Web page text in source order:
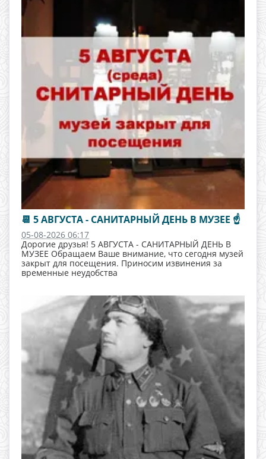
📆 5 АВГУСТА - САНИТАРНЫЙ ДЕНЬ В МУЗЕЕ ☝
05-08-2026 06:17
Дорогие друзья! 5 АВГУСТА - САНИТАРНЫЙ ДЕНЬ В
МУЗЕЕ Обращаем Ваше внимание, что сегодня музей
закрыт для посещения. Приносим извинения за
временные неудобства